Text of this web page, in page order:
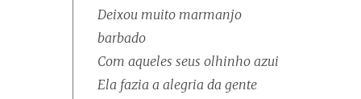
Deixou muito marmanjo
barbado
Com aqueles seus olhinho azui
Ela fazia a alegria da gente